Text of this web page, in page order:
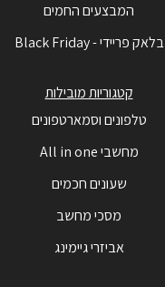
המבצעים החמים
בלאק פריידי - Black Friday
קטגוריות מובילות
טלפונים וסמארטפונים
מחשבי All in one
שעונים חכמים
מסכי מחשב
אביזרי גיימינג